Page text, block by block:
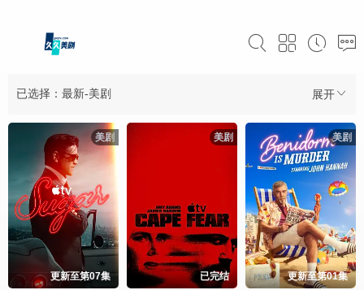
展开
已选择：最新-美剧
美剧
更新至第07集
美剧
已完结
美剧
更新至第01集